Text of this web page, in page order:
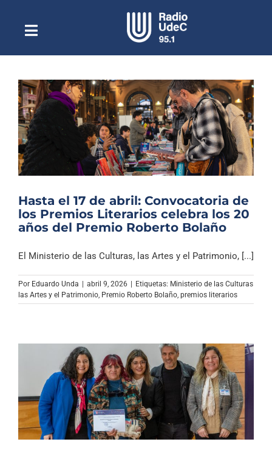
contenidoToggle
NavigationEscuchar Radio UdeC en vivo
Quiénes Somos
Programación
Podcast
Noticias
Columnas
Música Clásica
Especiales
Archivo Sonoro
Hasta el 17 de abril: Convocatoria de
los Premios Literarios celebra los 20
años del Premio Roberto Bolaño
El Ministerio de las Culturas, las Artes y el Patrimonio, [...]
Por Eduardo Unda | abril 9, 2026 | Etiquetas: Ministerio de las Culturas
las Artes y el Patrimonio Premio Roberto Bolaño premios literarios